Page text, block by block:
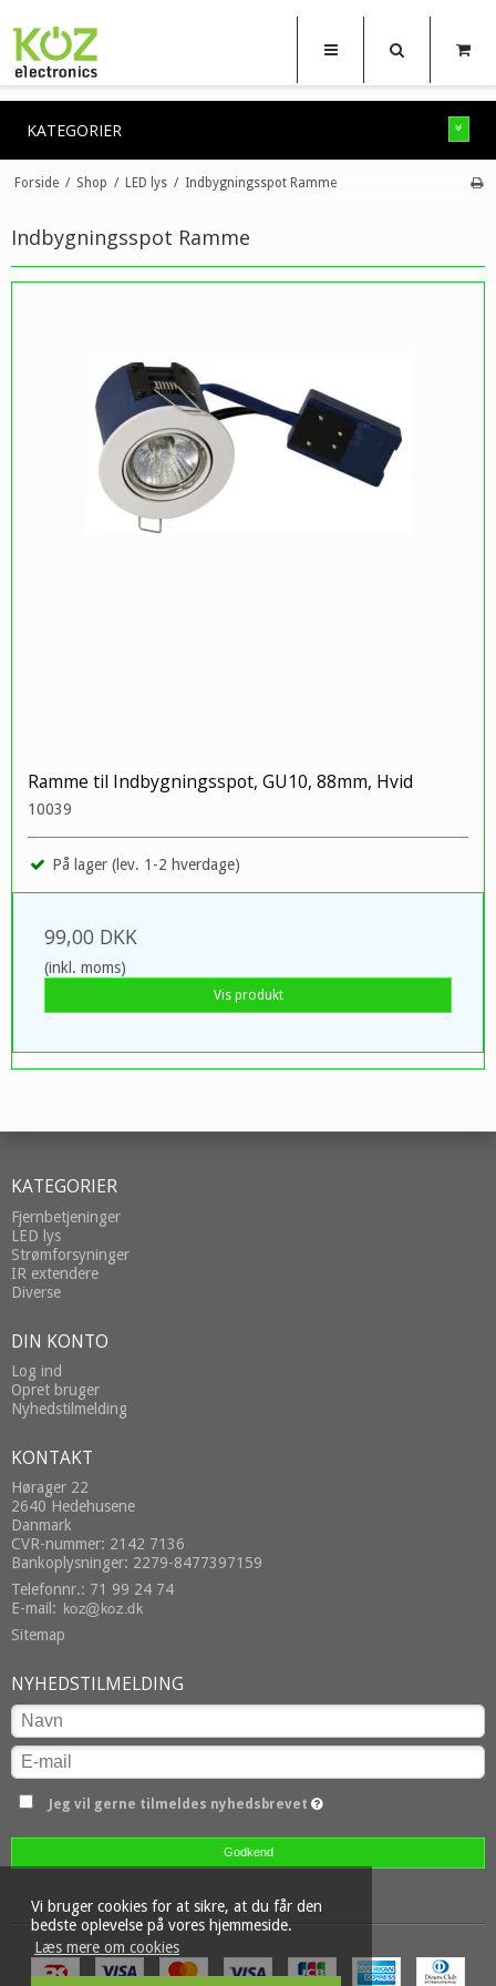
Vi bruger cookies for at sikre, at du får den
bedste oplevelse på vores hjemmeside.
Læs mere om cookies
KATEGORIER
Forside / Shop / LED lys / Indbygningsspot Ramme
Indbygningsspot Ramme
Ramme til Indbygningsspot, GU10, 88mm, Hvid
10039
På lager (lev. 1-2 hverdage)
99,00 DKK
(inkl. moms)
Vis produkt
KATEGORIER
Fjernbetjeninger
LED lys
Strømforsyninger
IR extendere
Diverse
DIN KONTO
Log ind
Opret bruger
Nyhedstilmelding
KONTAKT
Hørager 22
2640 Hedehusene
Danmark
CVR-nummer: 2142 7136
Bankoplysninger: 2279-8477397159
Telefonnr.: 71 99 24 74
E-mail :
Sitemap
NYHEDSTILMELDING
Jeg vil gerne tilmeldes nyhedsbrevet
Godkend